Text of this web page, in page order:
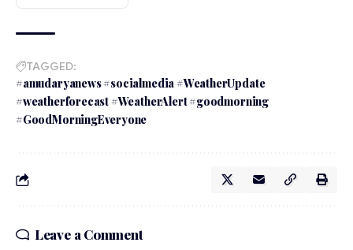
TAGGED:
#amudaryanews #socialmedia #WeatherUpdate
#weatherforecast #WeatherAlert #goodmorning
#GoodMorningEveryone
Leave a Comment